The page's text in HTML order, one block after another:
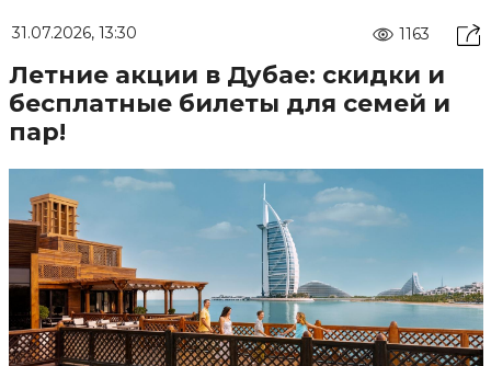
31.07.2026, 13:30 1163
Летние акции в Дубае: скидки и
бесплатные билеты для семей и
пар!